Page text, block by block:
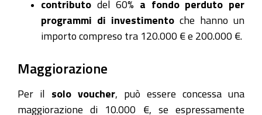
contributo del 60% a fondo perduto per
programmi di investimento che hanno un
importo compreso tra 120.000 € e 200.000 €.
Maggiorazione
Per il solo voucher , può essere concessa una
maggiorazione di 10.000 €, se espressamente